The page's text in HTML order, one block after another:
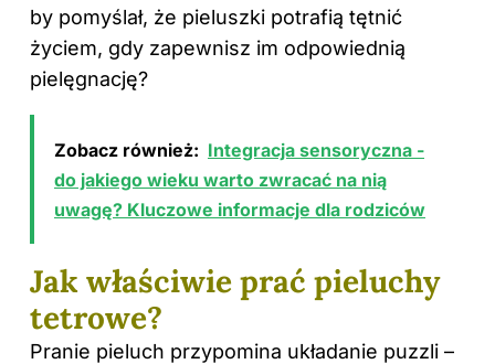
by pomyślał, że pieluszki potrafią tętnić
życiem, gdy zapewnisz im odpowiednią
pielęgnację?
Zobacz również: Integracja sensoryczna -
do jakiego wieku warto zwracać na nią
uwagę? Kluczowe informacje dla rodziców
Jak właściwie prać pieluchy
tetrowe?
Pranie pieluch przypomina układanie puzzli –